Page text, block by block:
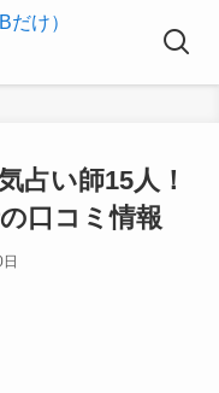
占い師15人！
口コミ情報